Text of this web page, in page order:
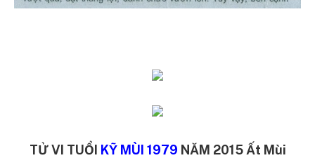
TỬ VI TUỔI KỸ MÙI 1979 NĂM 2015 Ất Mùi